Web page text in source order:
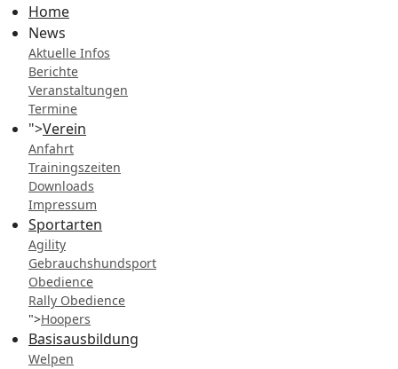
Home
News
Aktuelle Infos
Berichte
Veranstaltungen
Termine
">Verein
Anfahrt
Trainingszeiten
Downloads
Impressum
Sportarten
Agility
Gebrauchshundsport
Obedience
Rally Obedience
">Hoopers
Basisausbildung
Welpen